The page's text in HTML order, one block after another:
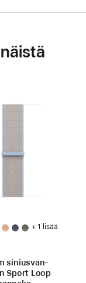
+ 1 lisää
siniusvan­
Sport Loop